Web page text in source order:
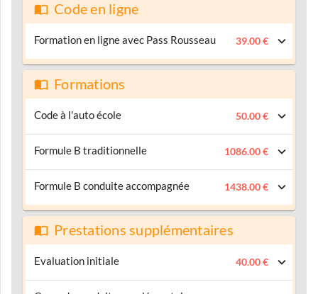
Code en ligne
Formation en ligne avec Pass Rousseau 39.00 €
Formations
Code à l'auto école 50.00 €
Formule B traditionnelle 1086.00 €
Formule B conduite accompagnée 1438.00 €
Prestations supplémentaires
Evaluation initiale 40.00 €